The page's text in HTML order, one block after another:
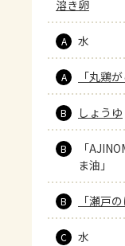
溶き卵
A 水
A 「丸鶏
B しょうゆ
B
「
ま油」
B 「瀬戸
C 水